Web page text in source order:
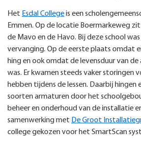
Het Esdal Collegeis een
Emmen. Op de locatie Boermarkeweg
de Mavo en de Havo. Bij deze school
vervanging. Op de eerste plaats omdat
hing en ook omdat de levensduur van
was. Er kwamen steeds vaker storingen
hebben tijdens de lessen. Daarbij hingen
soorten armaturen door het
beheer en onderhoud van de installatie
samenwerking met De Groot
college gekozen voor het SmartScan